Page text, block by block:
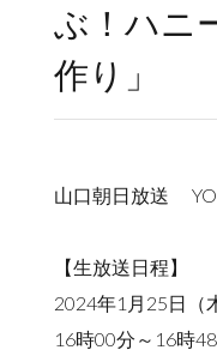
ぶ！ハニ
作り」
山口朝日放送
【生放送日程】​
2024年1月25日（
16時00分～16時